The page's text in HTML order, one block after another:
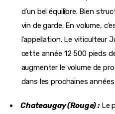
d’un bel équilibre. Bien
vin de garde. En volume,
l’appellation. Le viticulteur
cette année 12 500 pieds
augmenter le volume de
dans les prochaines
Chateaugay (Rouge) :Le